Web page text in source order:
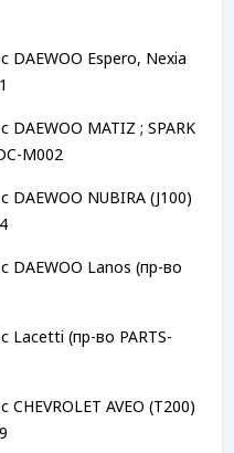
DAEWOO Espero, Nexia
MATIZ ; SPARK
M002
NUBIRA (J100)
DAEWOO Lanos (пр-во
Lacetti (пр-во PARTS-
AVEO (T200)